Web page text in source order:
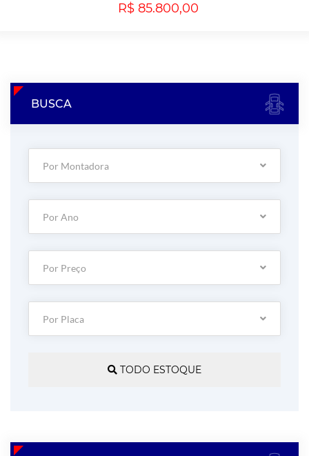
R$ 85.800,00
BUSCA
Por Montadora
Por Ano
Por Preço
Por Placa
TODO ESTOQUE